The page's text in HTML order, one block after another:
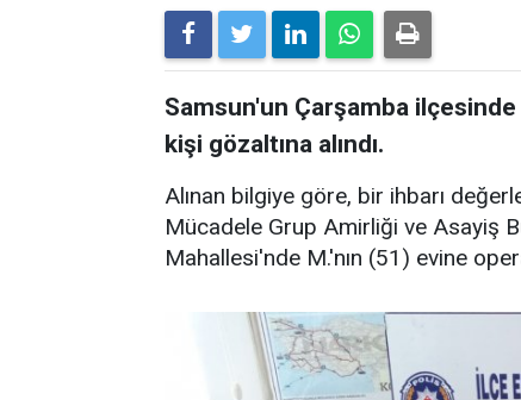
Samsun'un Çarşamba
kişi gözaltına alındı.
Alınan bilgiye göre, bir ihbarı
Mücadele Grup Amirliği ve Asayiş
Mahallesi'nde M.'nın (51) evine